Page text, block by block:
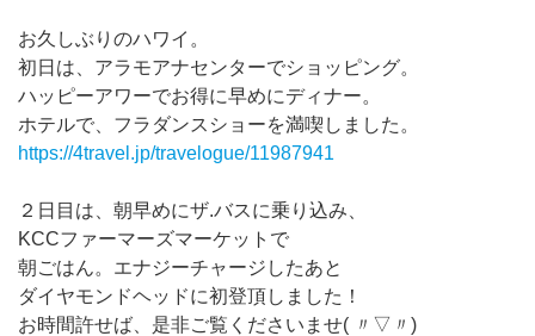
お久しぶりのハワイ。
初日は、アラモアナセンターでショッピング。
ハッピーアワーでお得に早めにディナー。
ホテルで、フラダンスショーを満喫しました。
https://4travel.jp/travelogue/11987941
２日目は、朝早めにザ.バスに乗り込み、
KCCファーマーズマーケットで
朝ごはん。エナジーチャージしたあと
ダイヤモンドヘッドに初登頂しました！
お時間許せば、是非ご覧くださいませ( 〃▽〃)